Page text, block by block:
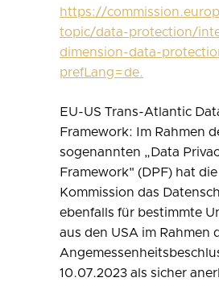
https://
topic/data-protection/
dimension-data-
prefLang=de.
EU-US Trans-Atlantic
Framework: Im Rahmen
sogenannten „Data
Framework" (DPF) hat
Kommission das
ebenfalls für bestimmte
aus den USA im Rahmen
10.07.2023 als sicher